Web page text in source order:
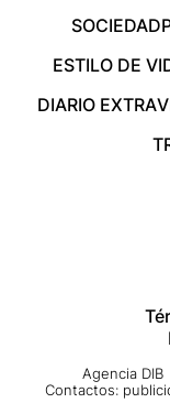
SOCIEDAD
ESTILO DE
DIARIO EXTRA
Agencia
Contactos: